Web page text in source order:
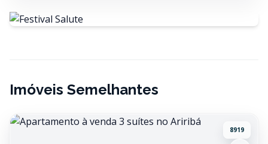
Imóveis Semelhantes
8919